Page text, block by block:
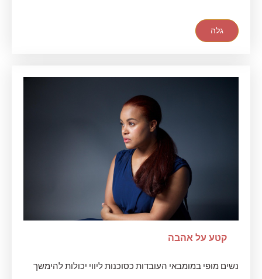
גלה
קטע על אהבה
נשים מופי במומבאי העובדות כסוכנות ליווי יכולות להימשך